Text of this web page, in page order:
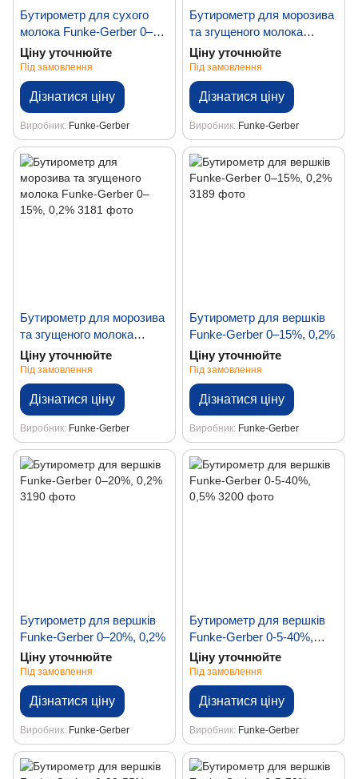
Бутирометр для сухого
молока Funke-Gerber 0–
70%, 1,0%
Ціну уточнюйте
Під замовлення
Дізнатися ціну
Виробник Funke-Gerber
Бутирометр для морозива
та згущеного молока
Funke-Gerber 0-6-12%,
0,1%
Ціну уточнюйте
Під замовлення
Дізнатися ціну
Виробник Funke-Gerber
Бутирометр для морозива
та згущеного молока
Funke-Gerber 0–15%, 0,2%
Ціну уточнюйте
Під замовлення
Дізнатися ціну
Виробник Funke-Gerber
Бутирометр для вершків
Funke-Gerber 0–15%, 0,2%
Ціну уточнюйте
Під замовлення
Дізнатися ціну
Виробник Funke-Gerber
Бутирометр для вершків
Funke-Gerber 0–20%, 0,2%
Ціну уточнюйте
Під замовлення
Дізнатися ціну
Виробник Funke-Gerber
Бутирометр для вершків
Funke-Gerber 0-5-40%,
0,5%
Ціну уточнюйте
Під замовлення
Дізнатися ціну
Виробник Funke-Gerber